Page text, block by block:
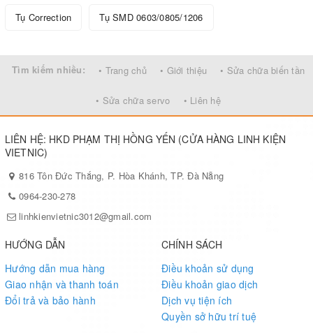
Tụ Correction Tụ SMD 0603/0805/1206
Tìm kiếm nhiều: • Trang chủ • Giới thiệu • Sửa chữa biến tần
• Sửa chữa servo • Liên hệ
LIÊN HỆ: HKD PHẠM THỊ HỒNG YẾN (CỬA HÀNG LINH KIỆN
VIETNIC)
816 Tôn Đức Thắng, P. Hòa Khánh, TP. Đà Nẵng
0964-230-278
linhkienvietnic3012@gmail.com
HƯỚNG DẪN
Hướng dẫn mua hàng
Giao nhận và thanh toán
Đổi trả và bảo hành
CHÍNH SÁCH
Điều khoản sử dụng
Điều khoản giao dịch
Dịch vụ tiện ích
Quyền sở hữu trí tuệ